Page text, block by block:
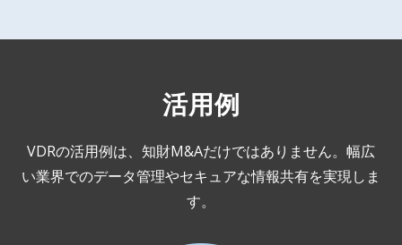
活用例
VDRの活用例は、知財M&Aだけではありません。幅広
い業界でのデータ管理やセキュアな情報共有を実現しま
す。